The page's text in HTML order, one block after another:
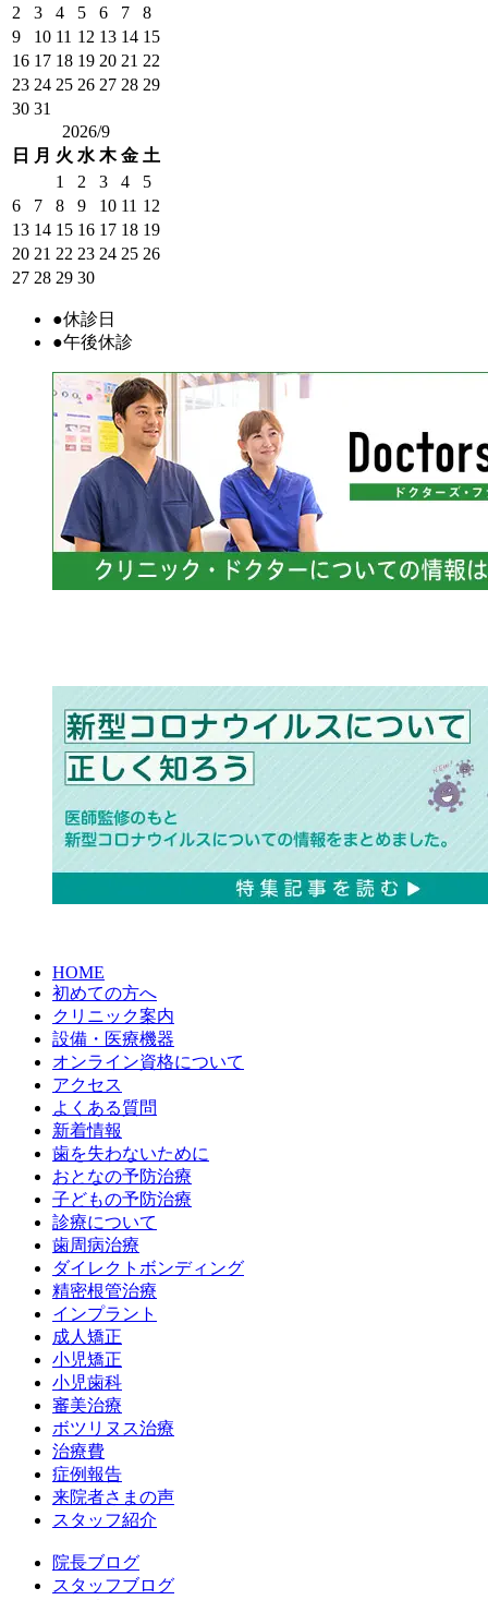
2
3 4 5 6 7
8
9
10 11 12 13 14 15
16 17 18 19 20 21 22
23 24 25 26 27 28 29
30 31
2026/9
日 月 火 水 木 金 土
1
2 3 4
5
6
7 8 9 10 11 12
13 14 15 16 17 18 19
20 21 22 23 24 25 26
27 28 29 30
●休診日
●午後休診
HOME
初めての方へ
クリニック案内
設備・医療機器
オンライン資格について
アクセス
よくある質問
新着情報
歯を失わないために
おとなの予防治療
子どもの予防治療
診療について
歯周病治療
ダイレクトボンディング
精密根管治療
インプラント
成人矯正
小児矯正
小児歯科
審美治療
ボツリヌス治療
治療費
症例報告
来院者さまの声
スタッフ紹介
院長ブログ
スタッフブログ